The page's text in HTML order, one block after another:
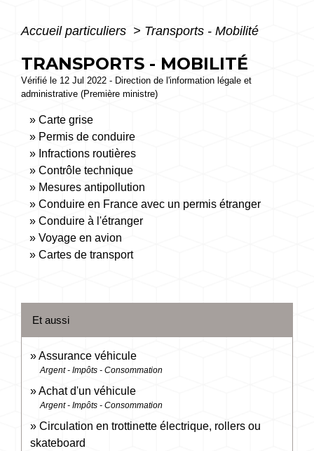
Accueil particuliers > Transports - Mobilité
TRANSPORTS - MOBILITÉ
Vérifié le 12 Jul 2022 - Direction de l'information légale et
administrative (Première ministre)
Carte grise
Permis de conduire
Infractions routières
Contrôle technique
Mesures antipollution
Conduire en France avec un permis étranger
Conduire à l'étranger
Voyage en avion
Cartes de transport
Et aussi
Assurance véhicule
Argent - Impôts - Consommation
Achat d'un véhicule
Argent - Impôts - Consommation
Circulation en trottinette électrique, rollers ou
skateboard